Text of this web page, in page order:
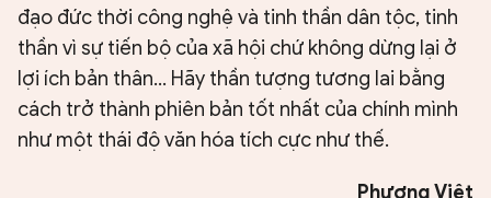
đạo đức thời công nghệ và tinh thần dân tộc, tinh
thần vì sự tiến bộ của xã hội chứ không dừng lại ở
lợi ích bản thân... Hãy thần tượng tương lai bằng
cách trở thành phiên bản tốt nhất của chính mình
như một thái độ văn hóa tích cực như thế.
Phương Việt